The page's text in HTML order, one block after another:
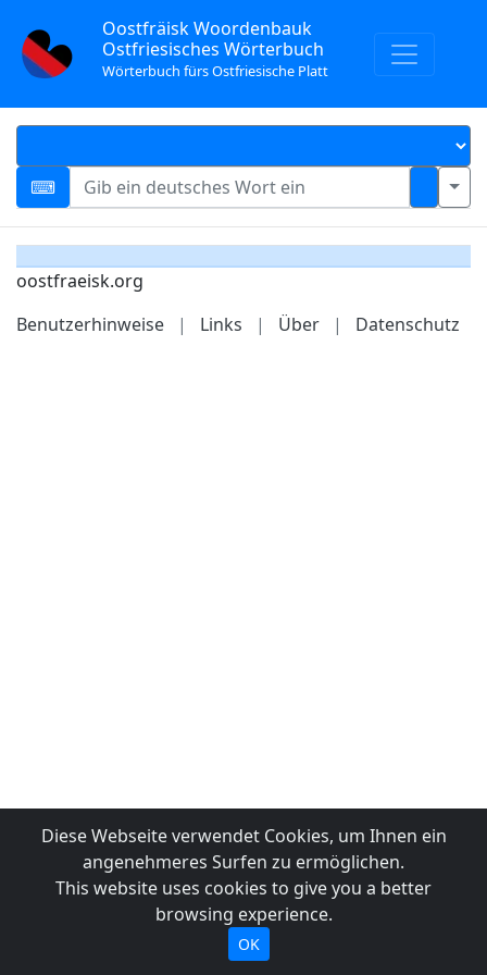
Oostfräisk Woordenbauk
Ostfriesisches Wörterbuch
Wörterbuch fürs Ostfriesische Platt
oostfraeisk.org
Benutzerhinweise
| Links | Über | Datenschutz
Diese Webseite verwendet Cookies, um Ihnen ein
angenehmeres Surfen zu ermöglichen.
This website uses cookies to give you a better
browsing experience.
OK